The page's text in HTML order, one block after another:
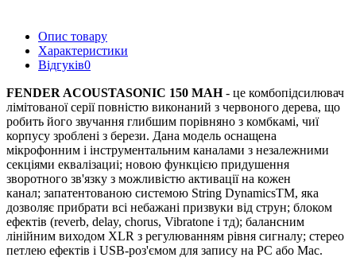
Опис товару
Характеристики
Відгуків0
FENDER ACOUSTASONIC 150 MAH - це комбопідсилювач
лімітованої серії повністю виконаний з червоного дерева, що
робить його звучання глибшим порівняно з комбкамі, чиї
корпусу зроблені з берези. Дана модель оснащена
мікрофонним і інструментальним каналами з незалежними
секціями еквалізациі; новою функцією придушення
зворотного зв'язку з можливістю активації на кожен
канал; запатентованою системою String DynamicsTM, яка
дозволяє прибрати всі небажані призвуки від струн; блоком
ефектів (reverb, delay, chorus, Vibratone і тд); балансним
лінійним виходом XLR з регулюванням рівня сигналу; стерео
петлею ефектів і USB-роз'ємом для запису на PC або Mac.